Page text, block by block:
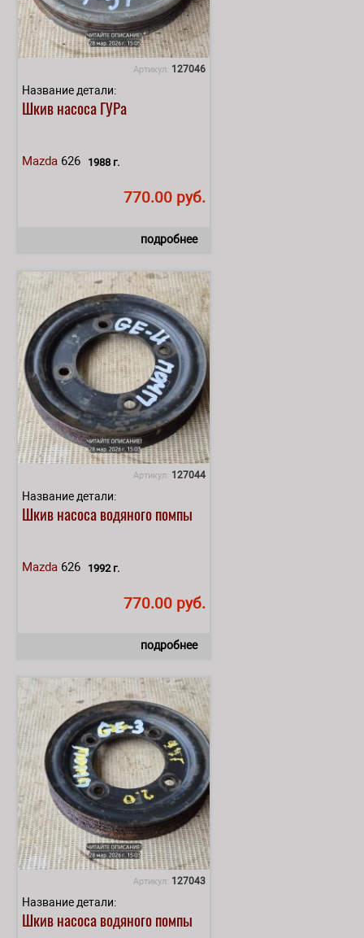
Артикул: 127046
Название детали:
Шкив насоса ГУРа
Mazda 626 1988 г.
770.00 руб.
подробнее
Артикул: 127044
Название детали:
Шкив насоса водяного помпы
Mazda 626 1992 г.
770.00 руб.
подробнее
Артикул: 127043
Название детали:
Шкив насоса водяного помпы